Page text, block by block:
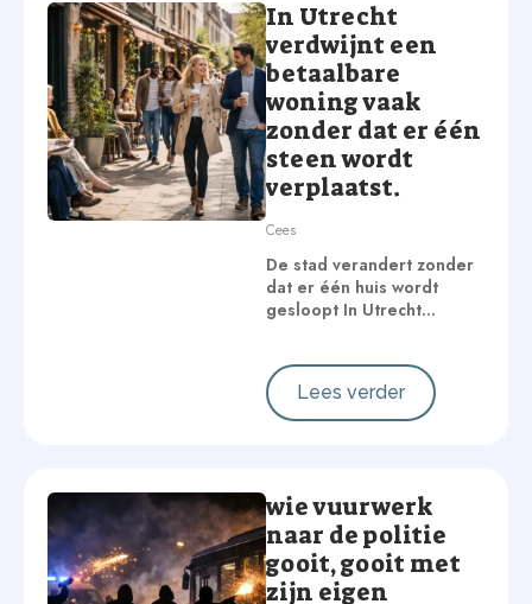
In Utrecht
verdwijnt een
betaalbare
woning vaak
zonder dat er één
steen wordt
verplaatst.
Cees
De stad verandert zonder
dat er één huis wordt
gesloopt In Utrecht…
Lees verder
wie vuurwerk
naar de politie
gooit, gooit met
zijn eigen